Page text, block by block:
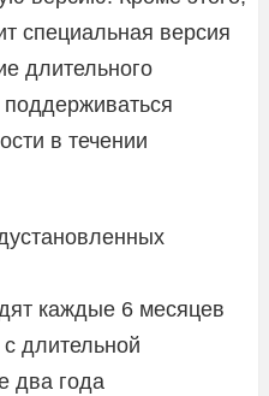
специальная версия
длительного
поддерживаться
в течении
каждые 6 месяцев
длительной
два года